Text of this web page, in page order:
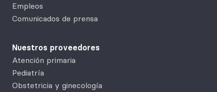
Empleos
Comunicados de prensa
Nuestros proveedores
Atención primaria
Pediatría
Obstetricia y ginecología